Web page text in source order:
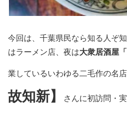
今回は、千葉県民なら知る人ぞ
はラーメン店、夜は大衆居酒屋「
業しているいわゆる二毛作の名店
故知新】
さんに初訪問・